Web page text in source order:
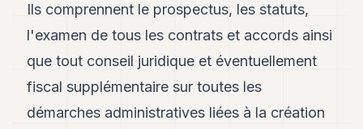
Ils comprennent le prospectus, les statuts,
l'examen de tous les contrats et accords ainsi
que tout conseil juridique et éventuellement
fiscal supplémentaire sur toutes les
démarches administratives liées à la création